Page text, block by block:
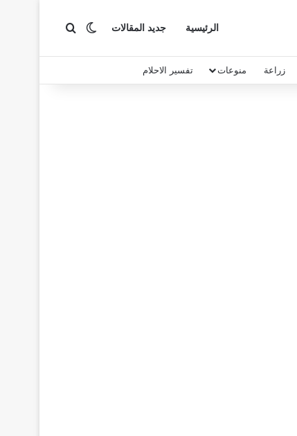
الرئيسية جديد المقالات الوضع المظلم
بحث عن
زراعة منوعات تفسير الاحلام